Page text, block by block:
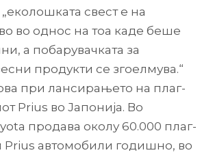
свест е на
во однос на тоа каде беше
а побарувачката за
продукти се згоелмува.“
ова при лансирањето на плаг-
Prius во Јапонија. Во
продава околу 60.000 плаг-
автомобили годишно, во